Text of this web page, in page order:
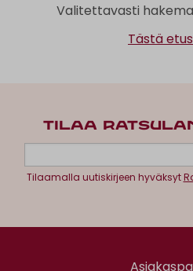
Valitettavasti
Tästä
TILAA
Tilaamalla uutiskirjeen hyväksyt